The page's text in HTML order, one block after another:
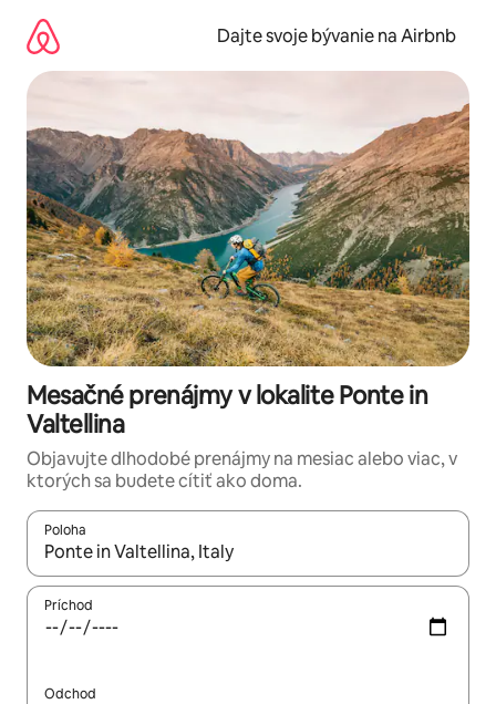
obsah.
Dajte svoje bývanie na Airbnb
Mesačné prenájmy v lokalite Ponte in
Valtellina
Objavujte dlhodobé prenájmy na mesiac alebo viac, v
ktorých sa budete cítiť ako doma.
Poloha
Keď budú výsledky k dispozícii, môžete si ich prechádzať
Príchod
Odchod